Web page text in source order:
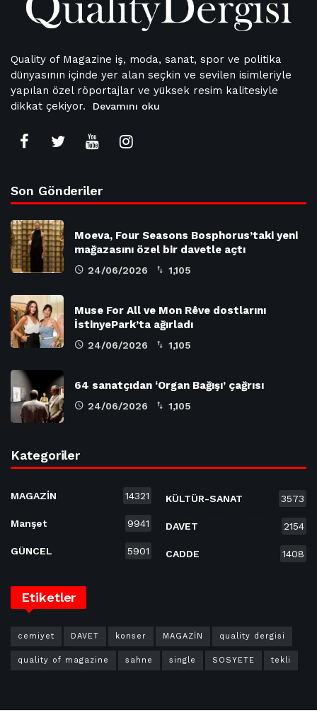
Quality of Magazine iş, moda, sanat, spor ve politika
dünyasının içinde yer alan seçkin ve sevilen isimleriyle
yapılan özel röportajlar ve yüksek resim kalitesiyle
dikkat çekiyor.
Devamını oku
Son Gönderiler
Moeva, Four Seasons Bosphorus’taki yeni
mağazasını özel bir davetle açtı
24/06/2026 1,105
Muse For All ve Mon Rêve dostlarını
İstinyePark’ta ağırladı
24/06/2026 1,105
64 sanatçıdan ‘Organ Bağışı’ çağrısı
24/06/2026 1,105
Kategoriler
MAGAZİN 14321
Manşet 9941
GÜNCEL 5901
KÜLTÜR-SANAT 3573
DAVET 2154
CADDE 1408
Etiketler
cemiyet DAVET konser MAGAZİN quality dergisi
quality of magazine sahne single SOSYETE tekli